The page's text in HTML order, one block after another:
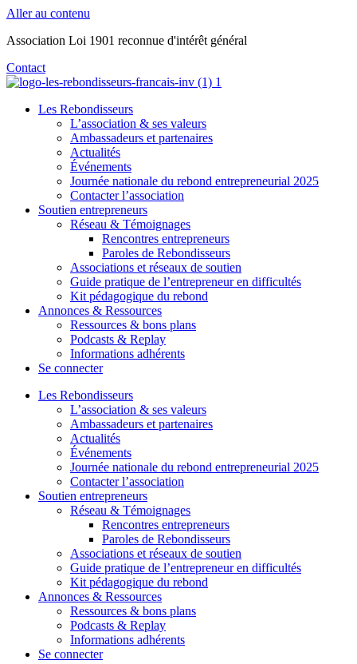
Aller au contenu
Association Loi 1901 reconnue d'intérêt général
Contact
Les Rebondisseurs
L’association & ses valeurs
Ambassadeurs et partenaires
Actualités
Événements
Journée nationale du rebond entrepreneurial 2025
Contacter l’association
Soutien entrepreneurs
Réseau & Témoignages
Rencontres entrepreneurs
Paroles de Rebondisseurs
Associations et réseaux de soutien
Guide pratique de l’entrepreneur en difficultés
Kit pédagogique du rebond
Annonces & Ressources
Ressources & bons plans
Podcasts & Replay
Informations adhérents
Se connecter
Les Rebondisseurs
L’association & ses valeurs
Ambassadeurs et partenaires
Actualités
Événements
Journée nationale du rebond entrepreneurial 2025
Contacter l’association
Soutien entrepreneurs
Réseau & Témoignages
Rencontres entrepreneurs
Paroles de Rebondisseurs
Associations et réseaux de soutien
Guide pratique de l’entrepreneur en difficultés
Kit pédagogique du rebond
Annonces & Ressources
Ressources & bons plans
Podcasts & Replay
Informations adhérents
Se connecter